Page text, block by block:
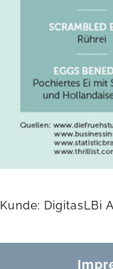
Kunde: DigitasLBi